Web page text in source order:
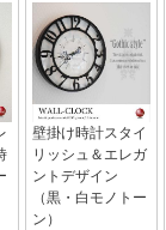
壁掛け時計スタイ
リッシュ＆エレガ
ントデザイン
（黒・白モノトー
ン）